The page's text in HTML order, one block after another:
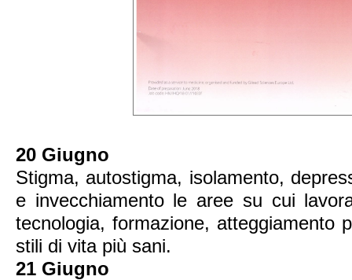
20 Giugno
Stigma, autostigma, isolamento,
e invecchiamento le aree su cui
tecnologia, formazione, atteggiamento
stili di vita più sani.
21 Giugno